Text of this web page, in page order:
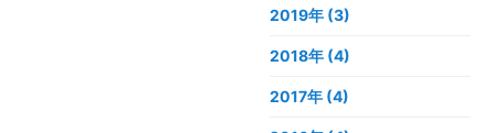
2019年 (3)
2018年 (4)
2017年 (4)